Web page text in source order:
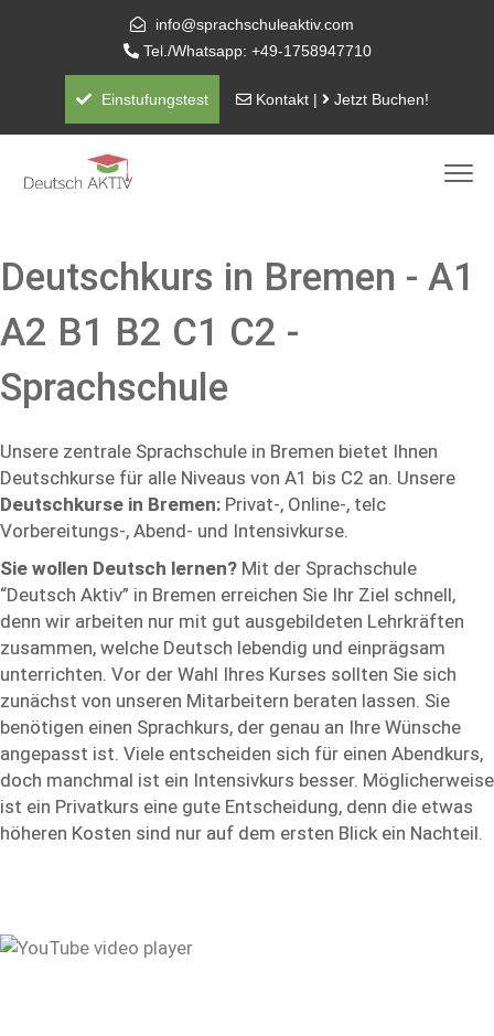
info@sprachschuleaktiv.com
Tel./Whatsapp: +49-1758947710
Einstufungstest Kontakt | Jetzt Buchen!
Deutschkurs in Bremen - A1
A2 B1 B2 C1 C2 -
Sprachschule
Unsere zentrale Sprachschule in Bremen bietet Ihnen
Deutschkurse für alle Niveaus von A1 bis C2 an. Unsere
Deutschkurse in Bremen: Privat-, Online-, telc
Vorbereitungs-, Abend- und Intensivkurse.
Sie wollen Deutsch lernen? Mit der Sprachschule
“Deutsch Aktiv” in Bremen erreichen Sie Ihr Ziel schnell,
denn wir arbeiten nur mit gut ausgebildeten Lehrkräften
zusammen, welche Deutsch lebendig und einprägsam
unterrichten. Vor der Wahl Ihres Kurses sollten Sie sich
zunächst von unseren Mitarbeitern beraten lassen. Sie
benötigen einen Sprachkurs, der genau an Ihre Wünsche
angepasst ist. Viele entscheiden sich für einen Abendkurs,
doch manchmal ist ein Intensivkurs besser. Möglicherweise
ist ein Privatkurs eine gute Entscheidung, denn die etwas
höheren Kosten sind nur auf dem ersten Blick ein Nachteil.